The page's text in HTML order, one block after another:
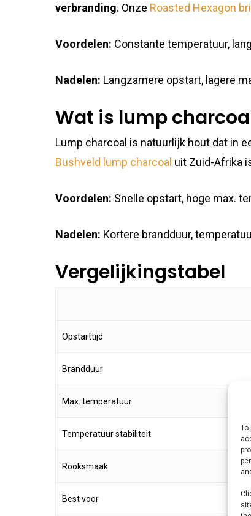
To
verbranding. Onze Roasted Hexagon
Voordelen: Constante temperatuur,
Nadelen: Langzamere opstart, lagere
Wat is lump
Lump charcoal is natuurlijk hout dat in
Bushveld lump charcoal uit Zuid-Afrika
Voordelen: Snelle opstart, hoge max.
Nadelen: Kortere brandduur,
Vergelijkingstabel
Opstarttijd
Brandduur
Max. temperatuur
Temperatuur stabiliteit
Rooksmaak
Best voor